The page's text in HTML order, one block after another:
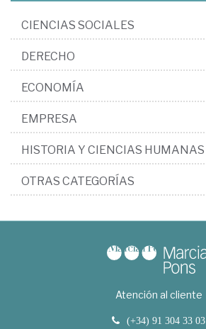
CIENCIAS SOCIALES
DERECHO
ECONOMÍA
EMPRESA
HISTORIA Y CIENCIAS HUMANAS
OTRAS CATEGORÍAS
Atención al cliente
(+34) 91 304 33 03